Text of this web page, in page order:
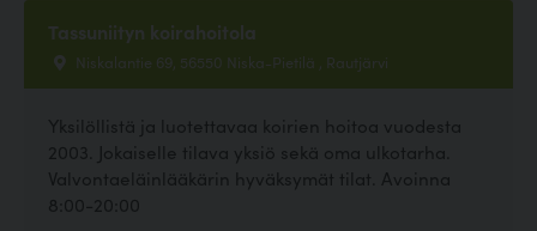
Tassuniityn koirahoitola
Niskalantie 69, 56550 Niska-Pietilä , Rautjärvi
Yksilöllistä ja luotettavaa koirien hoitoa vuodesta
2003. Jokaiselle tilava yksiö sekä oma ulkotarha.
Valvontaeläinlääkärin hyväksymät tilat. Avoinna
8:00-20:00